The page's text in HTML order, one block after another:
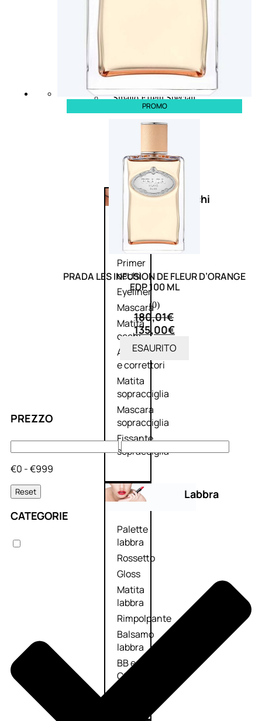
Matita Labbra
Gloss
Smalto
Smalto Effetti Speciali
Solventi Unghie
Occhi
Palette
occhi
Primer
occhi
Eyeliner
Mascara
Matita
occhi
Antiocchiaie
e correttori
Matita
sopracciglia
Mascara
sopracciglia
Fissante
sopracciglia
Labbra
Palette
labbra
Rossetto
Gloss
Matita
labbra
Rimpolpante
Balsamo
labbra
BB e
CC
PREZZO
€0 - €999
Reset
CATEGORIE
PROMO
PRADA LES INFUSION DE FLEUR D’ORANGE
EDP 100 ML
(0)
180,01€
135,00€
ESAURITO